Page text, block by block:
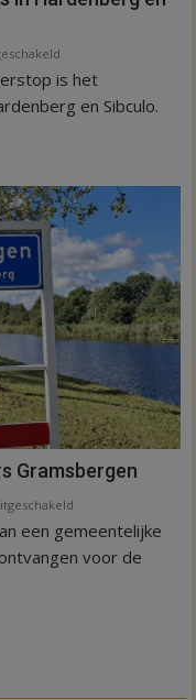
Zomerstop
is
in
Hardenberg
en
Sibculo
is het
en Sibculo.
Gramsbergen
Geld
voor
een gemeentelijke
voor de